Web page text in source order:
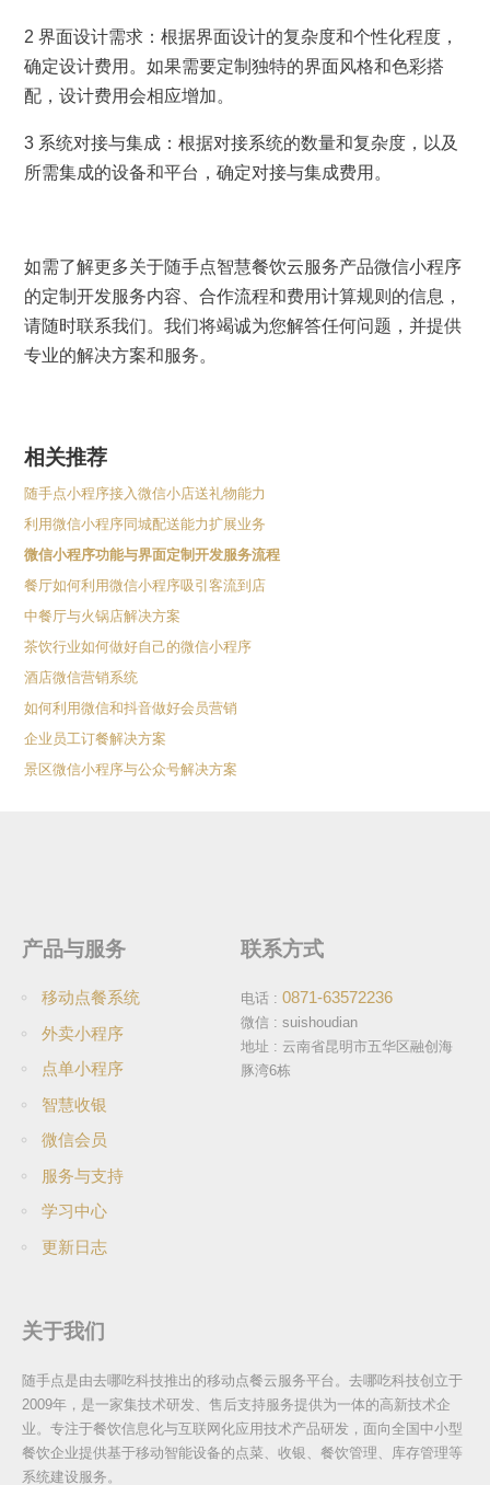
2 界面设计需求：根据界面设计的复杂度和个性化程度，
确定设计费用。如果需要定制独特的界面风格和色彩搭
配，设计费用会相应增加。
3 系统对接与集成：根据对接系统的数量和复杂度，以及
所需集成的设备和平台，确定对接与集成费用。
如需了解更多关于随手点智慧餐饮云服务产品微信小程序
的定制开发服务内容、合作流程和费用计算规则的信息，
请随时联系我们。我们将竭诚为您解答任何问题，并提供
专业的解决方案和服务。
相关推荐
随手点小程序接入微信小店送礼物能力
利用微信小程序同城配送能力扩展业务
微信小程序功能与界面定制开发服务流程
餐厅如何利用微信小程序吸引客流到店
中餐厅与火锅店解决方案
茶饮行业如何做好自己的微信小程序
酒店微信营销系统
如何利用微信和抖音做好会员营销
企业员工订餐解决方案
景区微信小程序与公众号解决方案
产品与服务
移动点餐系统
外卖小程序
点单小程序
智慧收银
微信会员
服务与支持
学习中心
更新日志
联系方式
电话 : 0871-63572236
微信 : suishoudian
地址 : 云南省昆明市五华区融创海
豚湾6栋
关于我们
随手点是由去哪吃科技推出的移动点餐云服务平台。去哪吃科技创立于
2009年，是一家集技术研发、售后支持服务提供为一体的高新技术企
业。专注于餐饮信息化与互联网化应用技术产品研发，面向全国中小型
餐饮企业提供基于移动智能设备的点菜、收银、餐饮管理、库存管理等
系统建设服务。